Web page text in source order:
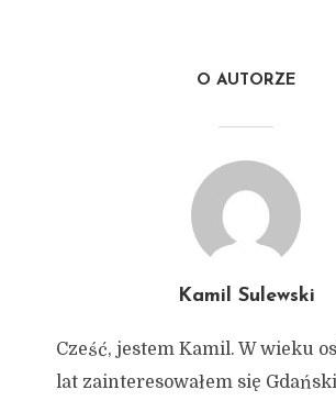
O AUTORZE
Kamil Sulewski
Cześć, jestem Kamil. W wieku
lat zainteresowałem się